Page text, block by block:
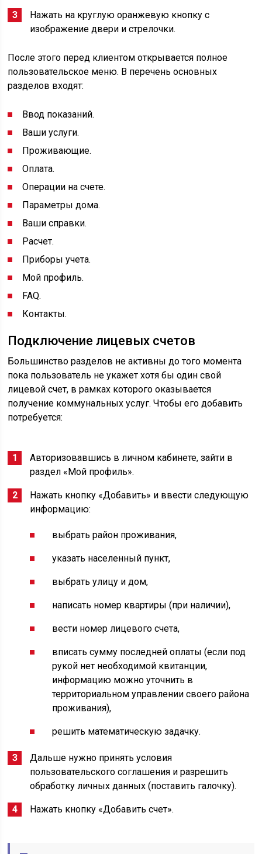
Нажать на круглую оранжевую кнопку с
изображение двери и стрелочки.
После этого перед клиентом открывается полное
пользовательское меню. В перечень основных
разделов входят:
Ввод показаний.
Ваши услуги.
Проживающие.
Оплата.
Операции на счете.
Параметры дома.
Ваши справки.
Расчет.
Приборы учета.
Мой профиль.
FAQ.
Контакты.
Подключение лицевых счетов
Большинство разделов не активны до того момента
пока пользователь не укажет хотя бы один свой
лицевой счет, в рамках которого оказывается
получение коммунальных услуг. Чтобы его добавить
потребуется:
Авторизовавшись в личном кабинете, зайти в
раздел «Мой профиль».
Нажать кнопку «Добавить» и ввести следующую
информацию:
выбрать район проживания,
указать населенный пункт,
выбрать улицу и дом,
написать номер квартиры (при наличии),
вести номер лицевого счета,
вписать сумму последней оплаты (если под
рукой нет необходимой квитанции,
информацию можно уточнить в
территориальном управлении своего района
проживания),
решить математическую задачку.
Дальше нужно принять условия
пользовательского соглашения и разрешить
обработку личных данных (поставить галочку).
Нажать кнопку «Добавить счет».